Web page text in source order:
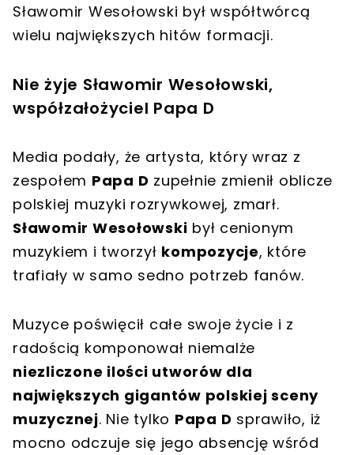
Sławomir Wesołowski był współtwórcą
wielu największych hitów formacji.
Nie żyje Sławomir Wesołowski,
współzałożyciel Papa D
Media podały, że artysta, który wraz z
zespołem Papa D zupełnie zmienił oblicze
polskiej muzyki rozrywkowej, zmarł.
Sławomir Wesołowski był cenionym
muzykiem i tworzył kompozycje, które
trafiały w samo sedno potrzeb fanów.
Muzyce poświęcił całe swoje życie i z
radością komponował niemalże
niezliczone ilości utworów dla
największych gigantów polskiej sceny
muzycznej. Nie tylko Papa D sprawiło, iż
mocno odczuje się jego absencję wśród